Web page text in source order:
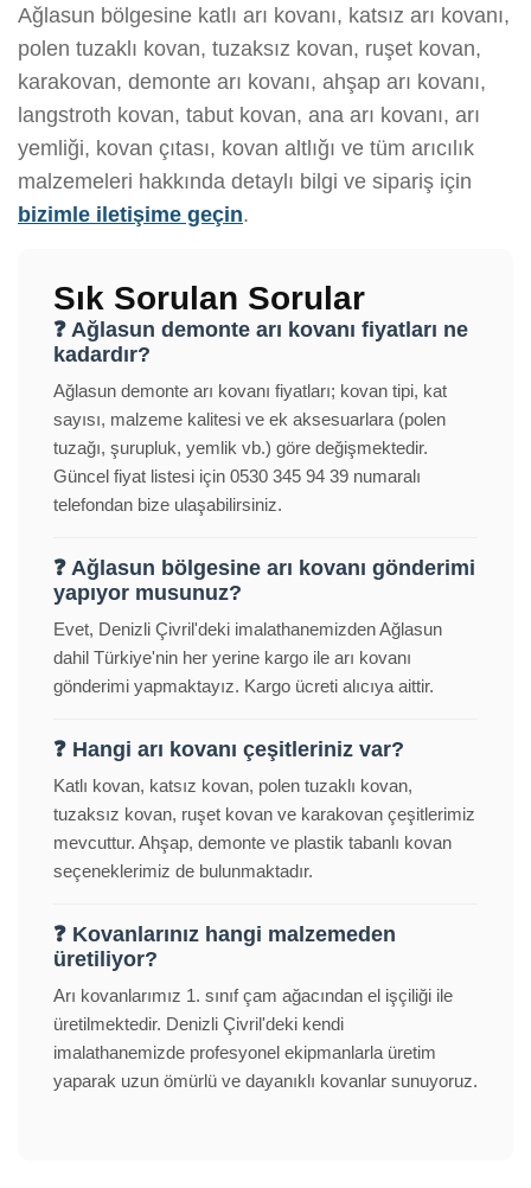
Ağlasun bölgesine katlı arı kovanı, katsız arı kovanı,
polen tuzaklı kovan, tuzaksız kovan, ruşet kovan,
karakovan, demonte arı kovanı, ahşap arı kovanı,
langstroth kovan, tabut kovan, ana arı kovanı, arı
yemliği, kovan çıtası, kovan altlığı ve tüm arıcılık
malzemeleri hakkında detaylı bilgi ve sipariş için
bizimle iletişime geçin.
Sık Sorulan Sorular
❓ Ağlasun demonte arı kovanı fiyatları ne
kadardır?
Ağlasun demonte arı kovanı fiyatları; kovan tipi, kat
sayısı, malzeme kalitesi ve ek aksesuarlara (polen
tuzağı, şurupluk, yemlik vb.) göre değişmektedir.
Güncel fiyat listesi için 0530 345 94 39 numaralı
telefondan bize ulaşabilirsiniz.
❓ Ağlasun bölgesine arı kovanı gönderimi
yapıyor musunuz?
Evet, Denizli Çivril'deki imalathanemizden Ağlasun
dahil Türkiye'nin her yerine kargo ile arı kovanı
gönderimi yapmaktayız. Kargo ücreti alıcıya aittir.
❓ Hangi arı kovanı çeşitleriniz var?
Katlı kovan, katsız kovan, polen tuzaklı kovan,
tuzaksız kovan, ruşet kovan ve karakovan çeşitlerimiz
mevcuttur. Ahşap, demonte ve plastik tabanlı kovan
seçeneklerimiz de bulunmaktadır.
❓ Kovanlarınız hangi malzemeden
üretiliyor?
Arı kovanlarımız 1. sınıf çam ağacından el işçiliği ile
üretilmektedir. Denizli Çivril'deki kendi
imalathanemizde profesyonel ekipmanlarla üretim
yaparak uzun ömürlü ve dayanıklı kovanlar sunuyoruz.